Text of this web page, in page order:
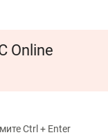
Online
Ctrl + Enter